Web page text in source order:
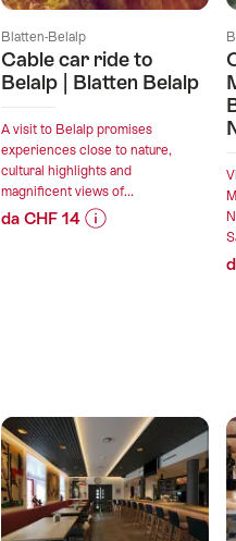
Blatten-Belalp
Cable car ride to
Belalp | Blatten Belalp
A visit to Belalp promises
experiences close to nature,
cultural highlights and
magnificent views of...
da CHF 14
Belalp
|
Blatten
Belalp"